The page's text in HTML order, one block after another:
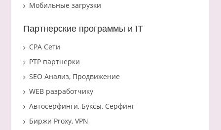
Мобильные загрузки
Партнерские программы и IT
CPA Сети
PTP партнерки
SEO Анализ, Продвижение
WEB разработчику
Автосерфинги, Буксы, Серфинг
Биржи Proxy, VPN